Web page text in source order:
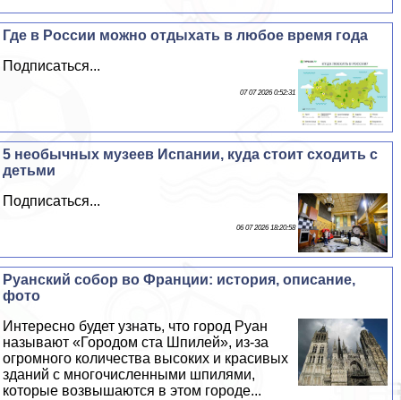
Где в России можно отдыхать в любое время года
Подписаться...
07 07 2026 0:52:31
5 необычных музеев Испании, куда стоит сходить с
детьми
Подписаться...
06 07 2026 18:20:58
Руанский собор во Франции: история, описание,
фото
Интересно будет узнать, что город Руан
называют «Городом ста Шпилей», из-за
огромного количества высоких и красивых
зданий с многочисленными шпилями,
которые возвышаются в этом городе...